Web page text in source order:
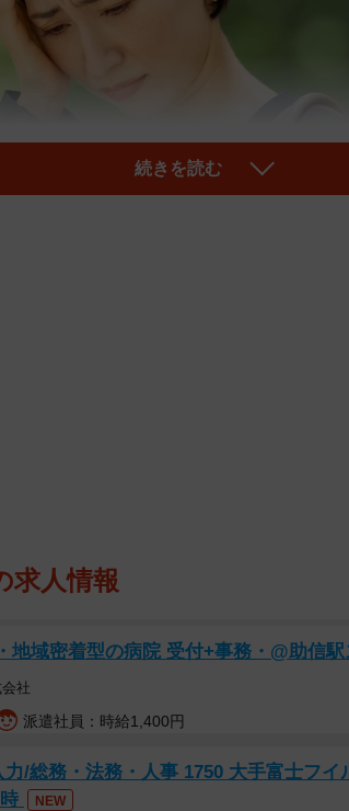
慌ててコンセントを探しましたが、壁面に
は胸をなでおろします。しかしその安堵感
おります」と丁寧ながらも断固とした口
続きを読む
求人情報
地域密着型の病院 受付+事務・@助信駅
社
派遣社員：時給1,400円
/総務・法務・人事 1750 大手富士フイ
NEW